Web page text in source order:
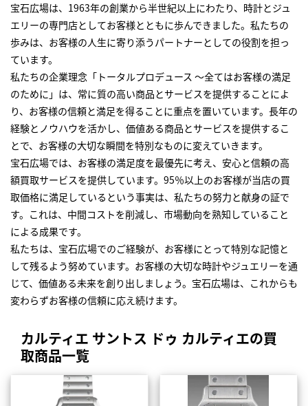
宝石広場は、1963年の創業から半世紀以上にわたり、時計とジュ
エリーの専門店としてお客様とともに歩んできました。私たちの
歩みは、お客様の人生に寄り添うパートナーとしての役割を担っ
ています。
私たちの企業理念「トータルプロデュース ～全てはお客様の満足
のために」は、常に質の高い商品とサービスを提供することによ
り、お客様の信頼と満足を得ることに重点を置いています。長年の
経験とノウハウを活かし、価値ある商品とサービスを提供するこ
とで、お客様の大切な瞬間を特別なものに変えていきます。
宝石広場では、お客様の満足度を最優先に考え、安心と信頼の高
額買取サービスを提供しています。95％以上のお客様が当店の買
取価格に満足しているという事実は、私たちの努力と献身の証で
す。これは、中間コストを削減し、市場動向を熟知していること
による成果です。
私たちは、宝石広場でのご経験が、お客様にとって特別な記憶と
して残るよう努めています。お客様の大切な時計やジュエリーを通
じて、価値ある未来を創り出しましょう。宝石広場は、これからも
変わらずお客様の信頼に応え続けます。
カルティエ サントス ドゥ カルティエの買
取商品一覧